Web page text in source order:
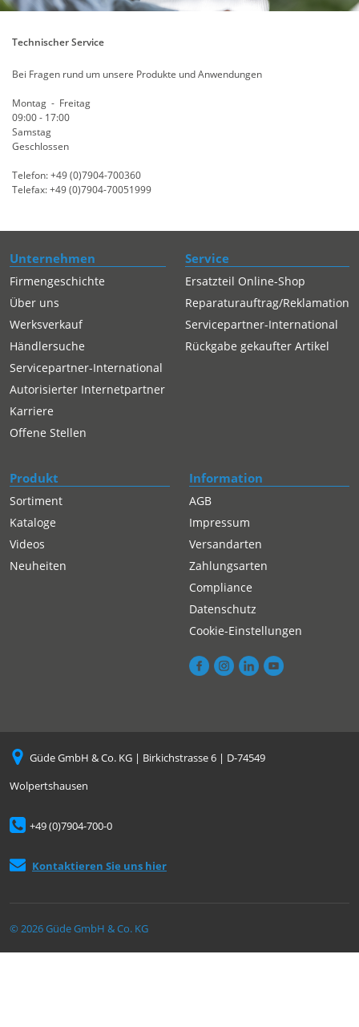
Technischer Service
Bei Fragen rund um unsere Produkte und Anwendungen
Montag - Freitag
09:00 - 17:00
Samstag
Geschlossen
Telefon: +49 (0)7904-700360
Telefax: +49 (0)7904-70051999
Unternehmen
Firmengeschichte
Über uns
Werksverkauf
Händlersuche
Servicepartner-International
Autorisierter Internetpartner
Karriere
Offene Stellen
Service
Ersatzteil Online-Shop
Reparaturauftrag/Reklamation
Servicepartner-International
Rückgabe gekaufter Artikel
Produkt
Sortiment
Kataloge
Videos
Neuheiten
Information
AGB
Impressum
Versandarten
Zahlungsarten
Compliance
Datenschutz
Cookie-Einstellungen
Güde GmbH & Co. KG | Birkichstrasse 6 | D-74549
Wolpertshausen
+49 (0)7904-700-0
Kontaktieren Sie uns hier
© 2026 Güde GmbH & Co. KG